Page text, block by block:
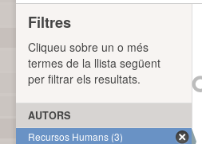
Filtres
Cliqueu sobre un o més
termes de la llista següent
per filtrar els resultats.
AUTORS
Recursos Humans (3)